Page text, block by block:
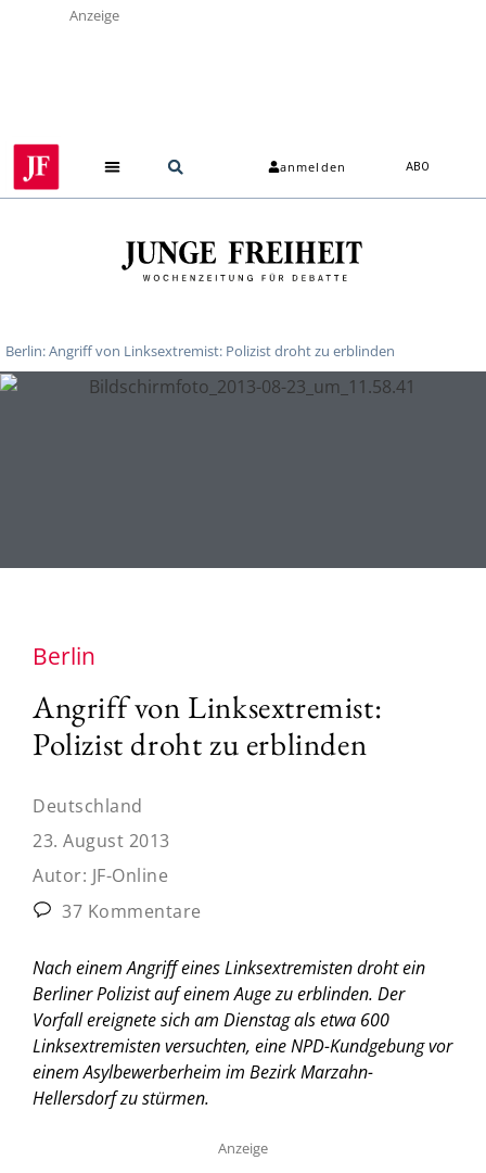
Anzeige
anmelden ABO
Berlin: Angriff von Linksextremist: Polizist droht zu erblinden
Berlin
Angriff von Linksextremist:
Polizist droht zu erblinden
Deutschland
23. August 2013
Autor: JF-Online
37 Kommentare
Nach einem Angriff eines Linksextremisten droht ein
Berliner Polizist auf einem Auge zu erblinden. Der
Vorfall ereignete sich am Dienstag als etwa 600
Linksextremisten versuchten, eine NPD-Kundgebung vor
einem Asylbewerberheim im Bezirk Marzahn-
Hellersdorf zu stürmen.
Anzeige